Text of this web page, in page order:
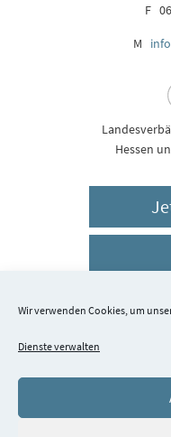
Wir verwenden Cookies, um
Dienste verwalten
F
M
Hessen
© 2026